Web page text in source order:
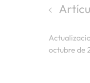
octubre de